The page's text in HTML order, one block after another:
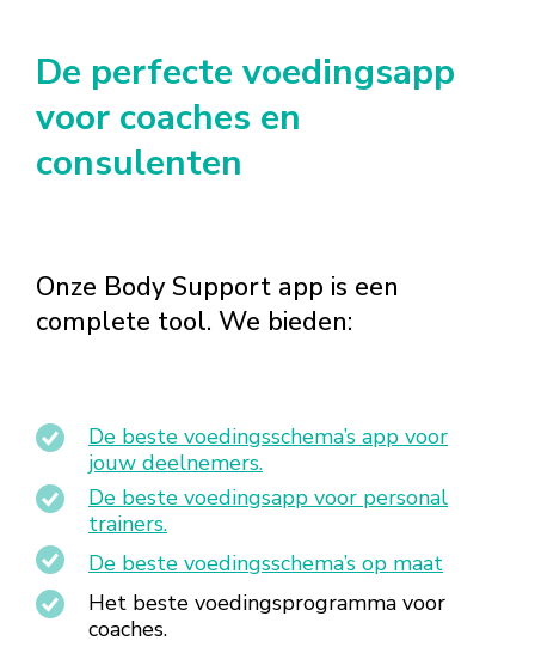
De perfecte voedingsapp
voor coaches en
consulenten
Onze Body Support app is een
complete tool. We bieden:
De beste voedingsschema’s app voor
jouw deelnemers.
De beste voedingsapp voor personal
trainers.
De beste voedingsschema’s op maat
Het beste voedingsprogramma voor
coaches.